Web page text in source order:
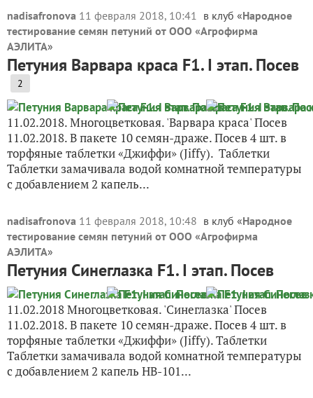
nadisafronova 11 февраля 2018, 10:41 в клуб «Народное
тестирование семян петуний от ООО «Агрофирма
АЭЛИТА»
Петуния Варвара краса F1. I этап. Посев
2
11.02.2018. Многоцветковая. 'Варвара краса' Посев
11.02.2018. В пакете 10 семян-драже. Посев 4 шт. в
торфяные таблетки «Джиффи» (Jiffy). Таблетки
Таблетки замачивала водой комнатной температуры
с добавлением 2 капель...
nadisafronova 11 февраля 2018, 10:48 в клуб «Народное
тестирование семян петуний от ООО «Агрофирма
АЭЛИТА»
Петуния Синеглазка F1. I этап. Посев
11.02.2018 Многоцветковая. 'Синеглазка' Посев
11.02.2018. В пакете 10 семян-драже. Посев 4 шт. в
торфяные таблетки «Джиффи» (Jiffy). Таблетки
Таблетки замачивала водой комнатной температуры
с добавлением 2 капель НВ-101...